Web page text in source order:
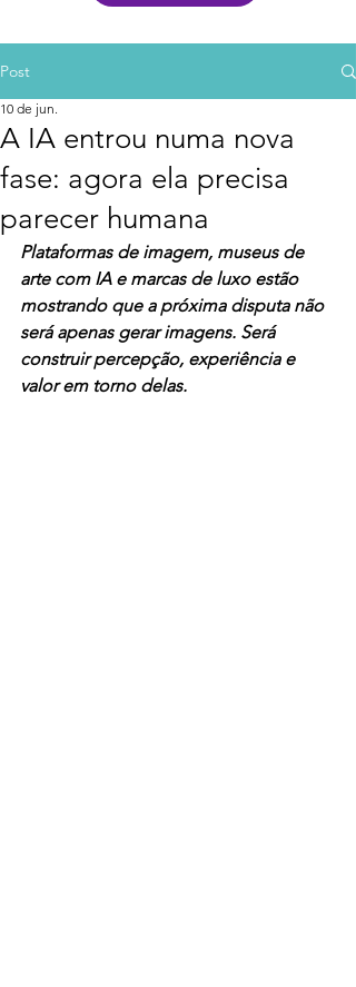
Post
A IA entrou numa nova
fase: agora ela precisa
parecer humana
10 de jun.
Plataformas de imagem, museus de
arte com IA e marcas de luxo estão
mostrando que a próxima disputa não
será apenas gerar imagens. Será
construir percepção, experiência e
valor em torno delas.